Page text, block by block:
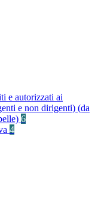
e autorizzati ai
e non dirigenti) (da
6
4